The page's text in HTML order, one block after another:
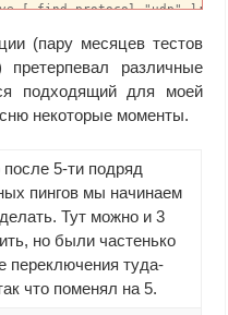
[ find protocol~"udp" ];
lte1";
comment="ether1"]
do={
[ find protocol~"tcp" ];
[ find protocol~"udp" ];
(пару месяцев тестов
различные
подходящий для моей
некоторые моменты.
после 5-ти подряд
пингов мы начинаем
Тут можно и 3
но были частенько
переключения туда-
что поменял на 5.